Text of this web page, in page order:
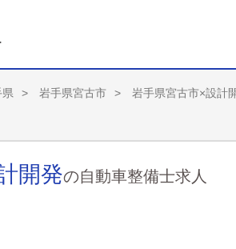
岩手県宮古市 岩手県宮古市×設計
開発の自動車整備士求人